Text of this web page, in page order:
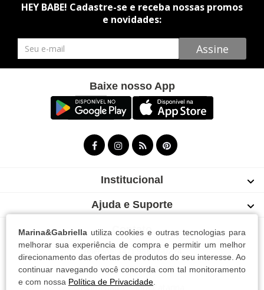
Marina&Gabriella utiliza cookies e outras tecnologias para
melhorar sua experiência de compra e permitir um melhor
direcionamento das ofertas de produtos do seu interesse. Ao
continuar navegando você concorda com tal monitoramento
e com nossa Política de Privacidade
HEY BABE! Cadastre-se e receba nossas promos
e novidades:
Newsletter Assine
Baixe nosso App
Institucional
Ajuda e Suporte
Contato
Telefone: (47) 98832-0224
WhatsApp: (47) 98832-0224
Blumenau | Santa Catarina